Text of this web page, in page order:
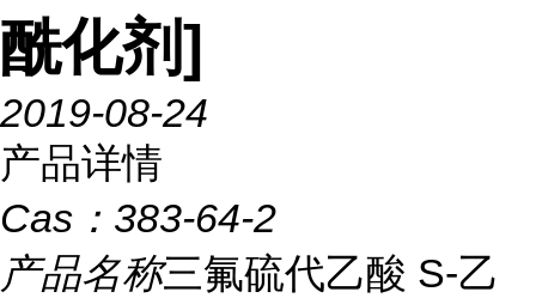
酰化剂]
2019-08-24
产品详情
Cas： 383-64-2
产品名称三氟硫代乙酸 S-乙